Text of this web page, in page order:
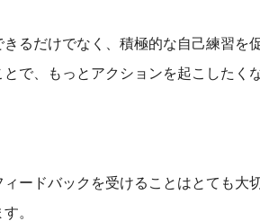
るだけでなく、積極的な自己練習を
で、もっとアクションを起こしたく
ードバックを受けることはとても大
。